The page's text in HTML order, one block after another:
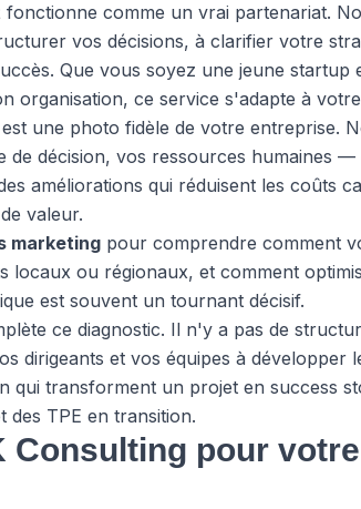
fonctionne comme un vrai partenariat.
vos décisions, à clarifier votre
Que vous soyez une jeune startup
organisation, ce service s'adapte à
une photo fidèle de votre entreprise.
décision, vos ressources humaines —
améliorations qui réduisent les coûts
valeur.
marketing pour comprendre comment
ou régionaux, et comment
est souvent un tournant décisif.
ce diagnostic. Il n'y a pas de
dirigeants et vos équipes à développer
qui transforment un projet en success
des TPE en transition.
Consulting pour